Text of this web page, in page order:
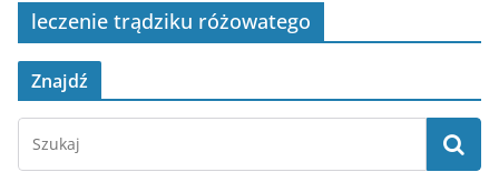
leczenie trądziku różowatego
Znajdź